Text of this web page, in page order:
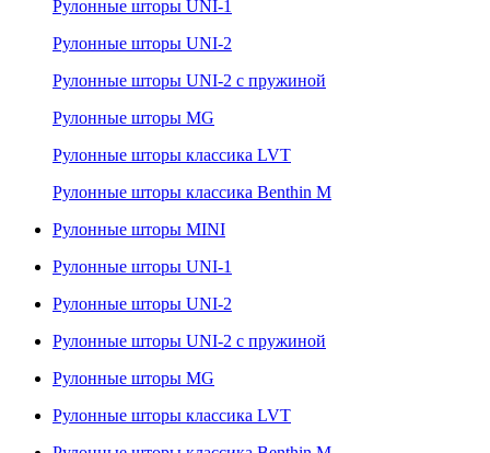
Рулонные шторы UNI-1
Рулонные шторы UNI-2
Рулонные шторы UNI-2 с пружиной
Рулонные шторы MG
Рулонные шторы классика LVT
Рулонные шторы классика Benthin M
Рулонные шторы MINI
Рулонные шторы UNI-1
Рулонные шторы UNI-2
Рулонные шторы UNI-2 с пружиной
Рулонные шторы MG
Рулонные шторы классика LVT